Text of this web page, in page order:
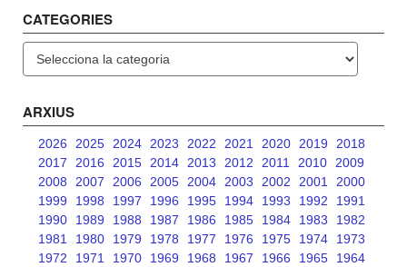
CATEGORIES
ARXIUS
2026 2025 2024 2023 2022 2021 2020 2019
2018
2017
2016 2015 2014 2013 2012 2011 2010
2009
2008
2007 2006 2005 2004 2003 2002 2001
2000
1999
1998 1997 1996 1995 1994 1993 1992
1991
1990
1989 1988 1987 1986 1985 1984 1983
1982
1981
1980 1979 1978 1977 1976 1975 1974
1973
1972
1971 1970 1969 1968 1967 1966 1965
1964